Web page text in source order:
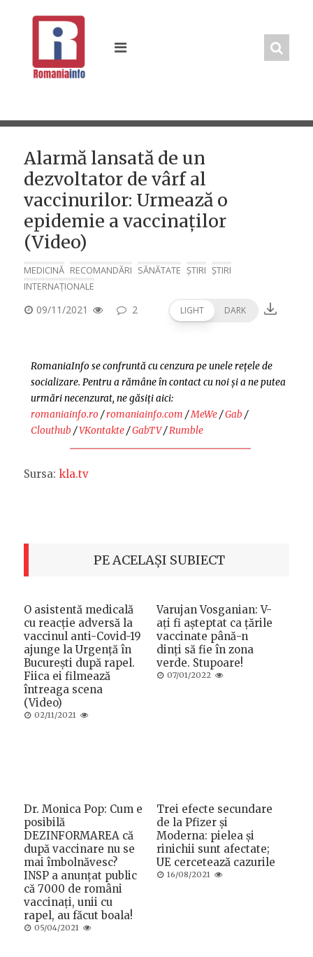
Alarmă lansată de un
dezvoltator de vârf al
vaccinurilor: Urmează o
epidemie a vaccinaților
(Video)
MEDICINĂ RECOMANDĂRI SĂNĂTATE ȘTIRI ȘTIRI
INTERNAȚIONALE
POSTED
09/11/2021 2 LIGHT DARK
RomaniaInfo se confruntă cu cenzura pe unele rețele de
socializare. Pentru a rămâne în contact cu noi și a ne putea
urmări necenzurat, ne găsiți aici:
romaniainfo.ro/romaniainfo.com /MeWe/Gab /
Clouthub /VKontakte/GabTV/Rumble
Sursa: kla.tv
PE ACELAȘI SUBIECT
O asistentă medicală
cu reacție adversă la
vaccinul anti-Covid-19
ajunge la Urgență în
București după rapel.
Fiica ei filmează
întreaga scena
(Video)
Posted
02/11/2021
Varujan Vosganian: V-
ați fi așteptat ca țările
vaccinate până-n
dinți să fie în zona
verde. Stupoare!
Posted
07/01/2022
Dr. Monica Pop: Cum e
posibilă
DEZINFORMAREA că
după vaccinare nu se
mai îmbolnăvesc?
INSP a anunțat public
că 7000 de români
vaccinați, unii cu
rapel, au făcut boala!
Posted
05/04/2021
Trei efecte secundare
de la Pfizer și
Moderna: pielea și
rinichii sunt afectate;
UE cercetează cazurile
Posted
16/08/2021